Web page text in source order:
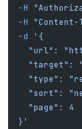
  -H
  -H
  -d
'{
"url":
"target":
"type":
"sort":
    "page": 4
  }'